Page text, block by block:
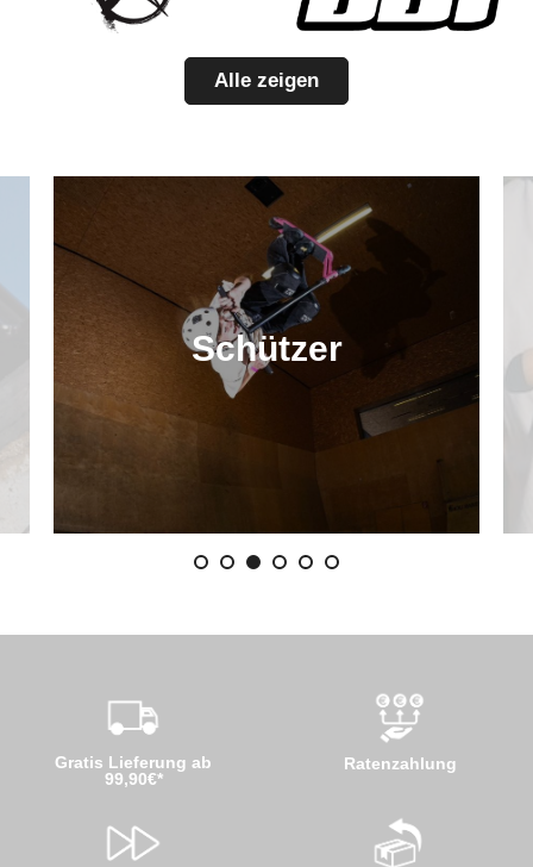
Alle zeigen
Schützer
Gratis Lieferung ab
99,90€*
Ratenzahlung